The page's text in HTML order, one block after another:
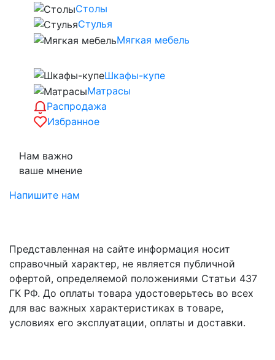
Столы
Стулья
Мягкая мебель
Шкафы-купе
Матрасы
Распродажа
Избранное
Нам важно
ваше мнение
Напишите нам
Представленная на сайте информация носит
справочный характер, не является публичной
офертой, определяемой положениями Статьи 437
ГК РФ. До оплаты товара удостоверьтесь во всех
для вас важных характеристиках в товаре,
условиях его эксплуатации, оплаты и доставки.